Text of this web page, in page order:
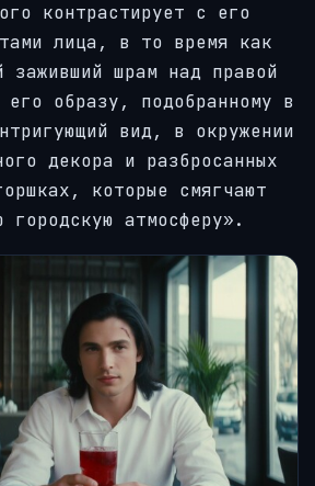
контрастирует с его
лица, в то время как
заживший шрам над правой
его образу, подобранному в
вид, в окружении
декора и разбросанных
которые смягчают
городскую атмосферу».